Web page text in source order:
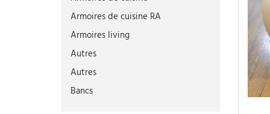
Armoires de cuisine RA
Armoires living
Autres
Autres
Bancs